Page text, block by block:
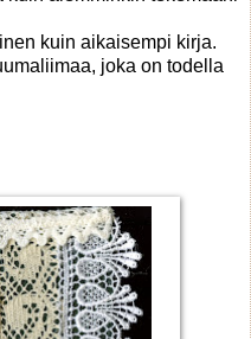
kuin aikaisempi kirja.
joka on todella